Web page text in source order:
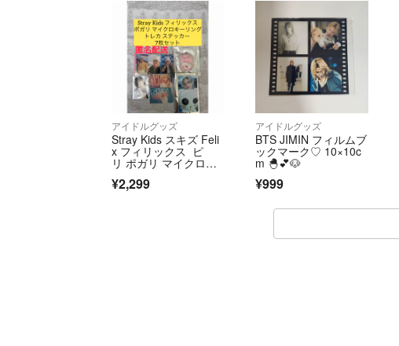
アイドルグッズ
Stray Kids スキズ Feli
x フィリックス ピ
リ ポガリ マイクロキ
ッカーセット
¥2,299
アイドルグッズ
BTS JIMIN フィルムブ
ックマーク♡ 10×10c
m 🐣‪💕🐶
¥999